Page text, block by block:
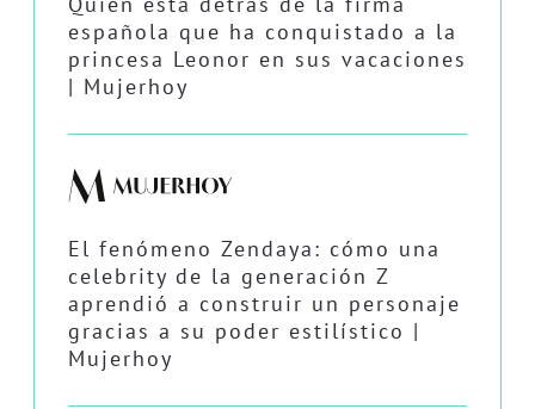
española que ha conquistado a la
princesa Leonor en sus vacaciones
| Mujerhoy
El fenómeno Zendaya: cómo una
celebrity de la generación Z
aprendió a construir un personaje
gracias a su poder estilístico |
Mujerhoy